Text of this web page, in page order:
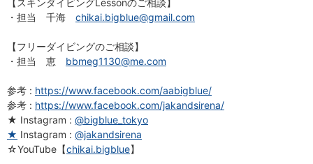
【スキンダイビングLessonのご相談】
・担当 千海 chikai.bigblue@gmail.com
【フリーダイビングのご相談】
・担当 恵 bbmeg1130@me.com
参考 : https://www.facebook.com/aabigblue/
参考 : https://www.facebook.com/jakandsirena/
★ Instagram : @bigblue_tokyo
★ Instagram : @jakandsirena
☆YouTube【chikai.bigblue】